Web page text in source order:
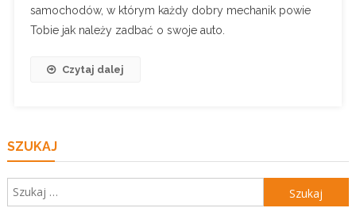
samochodów, w którym każdy dobry mechanik powie
Tobie jak należy zadbać o swoje auto.
Czytaj dalej
SZUKAJ